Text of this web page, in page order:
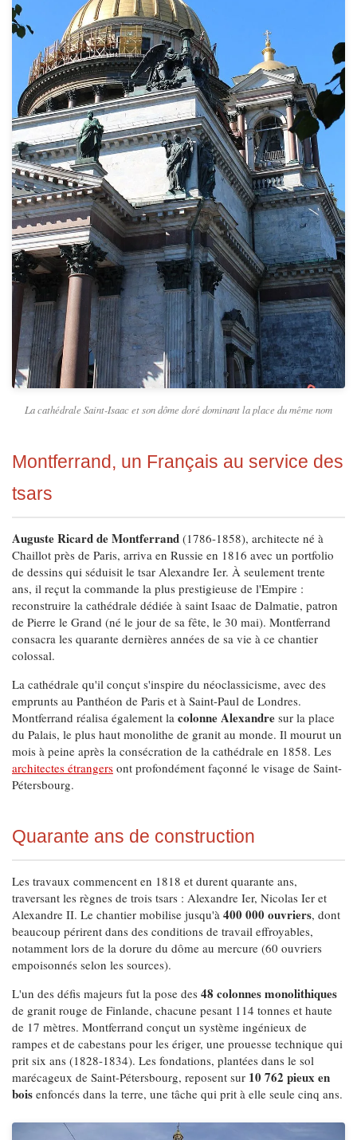
La cathédrale Saint-Isaac et son dôme doré dominant la place du même nom
Montferrand, un Français au service des
tsars
Auguste Ricard de Montferrand (1786-1858), architecte né à
Chaillot près de Paris, arriva en Russie en 1816 avec un portfolio
de dessins qui séduisit le tsar Alexandre Ier. À seulement trente
ans, il reçut la commande la plus prestigieuse de l'Empire :
reconstruire la cathédrale dédiée à saint Isaac de Dalmatie, patron
de Pierre le Grand (né le jour de sa fête, le 30 mai). Montferrand
consacra les quarante dernières années de sa vie à ce chantier
colossal.
La cathédrale qu'il conçut s'inspire du néoclassicisme, avec des
emprunts au Panthéon de Paris et à Saint-Paul de Londres.
Montferrand réalisa également la colonne Alexandre sur la place
du Palais, le plus haut monolithe de granit au monde. Il mourut un
mois à peine après la consécration de la cathédrale en 1858. Les
architectes étrangers ont profondément façonné le visage de Saint-
Pétersbourg.
Quarante ans de construction
Les travaux commencent en 1818 et durent quarante ans,
traversant les règnes de trois tsars : Alexandre Ier, Nicolas Ier et
Alexandre II. Le chantier mobilise jusqu'à 400 000 ouvriers, dont
beaucoup périrent dans des conditions de travail effroyables,
notamment lors de la dorure du dôme au mercure (60 ouvriers
empoisonnés selon les sources).
L'un des défis majeurs fut la pose des 48 colonnes monolithiques
de granit rouge de Finlande, chacune pesant 114 tonnes et haute
de 17 mètres. Montferrand conçut un système ingénieux de
rampes et de cabestans pour les ériger, une prouesse technique qui
prit six ans (1828-1834). Les fondations, plantées dans le sol
marécageux de Saint-Pétersbourg, reposent sur 10 762 pieux en
bois enfoncés dans la terre, une tâche qui prit à elle seule cinq ans.